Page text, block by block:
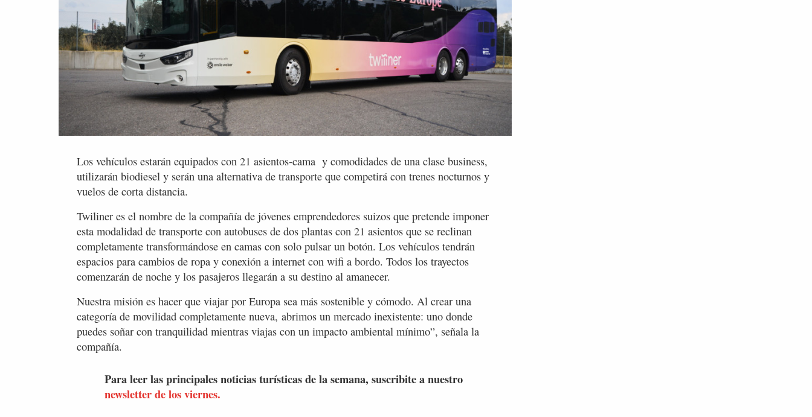
Los vehículos estarán equipados con 21 asientos-cama y comodidades de una clase business,
utilizarán biodiesel y serán una alternativa de transporte que competirá con trenes nocturnos y
vuelos de corta distancia.
Twiliner es el nombre de la compañía de jóvenes emprendedores suizos que pretende imponer
esta modalidad de transporte con autobuses de dos plantas con 21 asientos que se reclinan
completamente transformándose en camas con solo pulsar un botón. Los vehículos tendrán
espacios para cambios de ropa y conexión a internet con wifi a bordo. Todos los trayectos
comenzarán de noche y los pasajeros llegarán a su destino al amanecer.
Nuestra misión es hacer que viajar por Europa sea más sostenible y cómodo. Al crear una
categoría de movilidad completamente nueva, abrimos un mercado inexistente: uno donde
puedes soñar con tranquilidad mientras viajas con un impacto ambiental mínimo”, señala la
compañía.
Para leer las principales noticias turísticas de la semana, suscribite a nuestro
newsletter de los viernes.